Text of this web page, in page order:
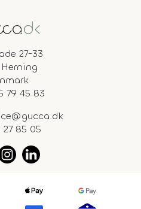
27-33
79 45 83
27 85 05